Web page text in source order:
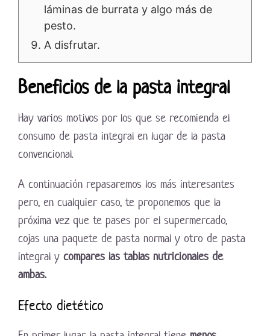
láminas de burrata y algo más de
pesto.
A disfrutar.
Beneficios de la pasta integral
Hay varios motivos por los que se recomienda el
consumo de pasta integral en lugar de la pasta
convencional.
A continuación repasaremos los más interesantes
pero, en cualquier caso, te proponemos que la
próxima vez que te pases por el supermercado,
cojas una paquete de pasta normal y otro de pasta
integral y compares las tablas nutricionales de
ambas.
Efecto dietético